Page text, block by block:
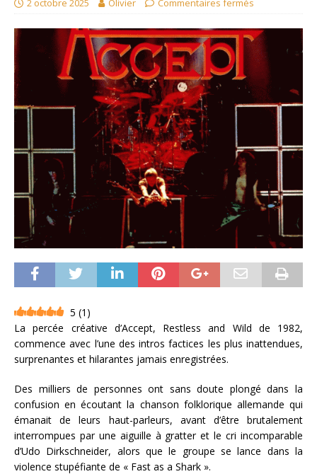
2 octobre 2025 Olivier Commentaires fermés
5 (1 )
La percée créative d’Accept, Restless and Wild de 1982,
commence avec l’une des intros factices les plus inattendues,
surprenantes et hilarantes jamais enregistrées.
Des milliers de personnes ont sans doute plongé dans la
confusion en écoutant la chanson folklorique allemande qui
émanait de leurs haut-parleurs, avant d’être brutalement
interrompues par une aiguille à gratter et le cri incomparable
d’Udo Dirkschneider, alors que le groupe se lance dans la
violence stupéfiante de « Fast as a Shark ».